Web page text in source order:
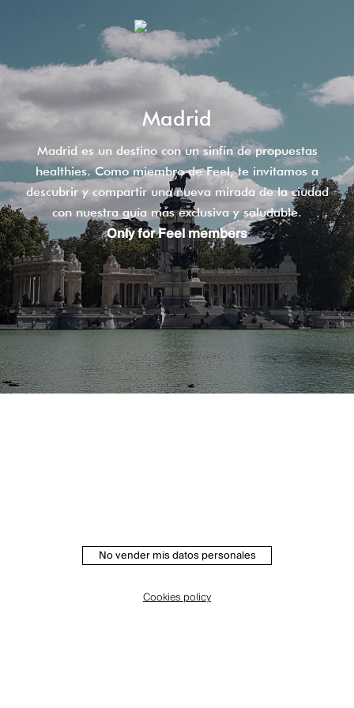
Madrid
Madrid es un destino con un sinfín de propuestas
healthies. Como miembro de Feel, te invitamos a
descubrir y compartir una nueva mirada de la ciudad
con nuestra guía más exclusiva y saludable.
Only for Feel members
No vender mis datos personales
Cookies policy